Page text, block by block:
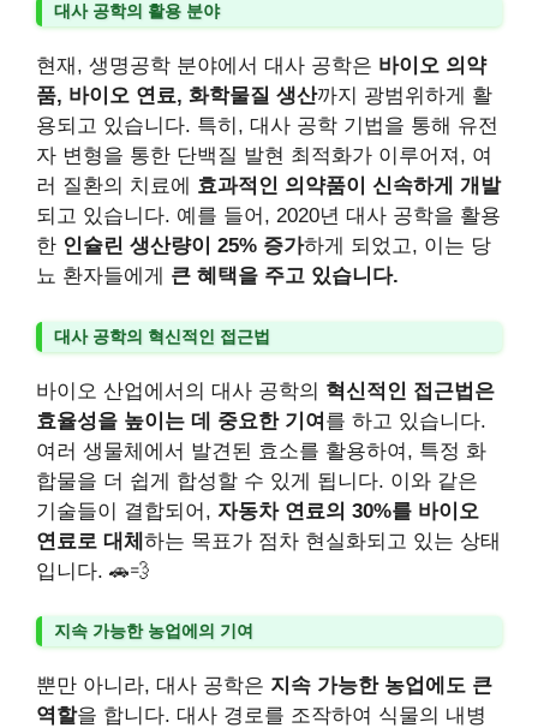
대사 공학의 활용 분야
현재, 생명공학 분야에서 대사 공학은 바이오 의약
품, 바이오 연료, 화학물질 생산까지 광범위하게 활
용되고 있습니다. 특히, 대사 공학 기법을 통해 유전
자 변형을 통한 단백질 발현 최적화가 이루어져, 여
러 질환의 치료에 효과적인 의약품이 신속하게 개발
되고 있습니다. 예를 들어, 2020년 대사 공학을 활용
한 인슐린 생산량이 25% 증가하게 되었고, 이는 당
뇨 환자들에게 큰 혜택을 주고 있습니다.
대사 공학의 혁신적인 접근법
바이오 산업에서의 대사 공학의 혁신적인 접근법은
효율성을 높이는 데 중요한 기여 를 하고 있습니다.
여러 생물체에서 발견된 효소를 활용하여, 특정 화
합물을 더 쉽게 합성할 수 있게 됩니다. 이와 같은
기술들이 결합되어, 자동차 연료의 30%를 바이오
연료로 대체 하는 목표가 점차 현실화되고 있는 상태
입니다. 🚗💨
지속 가능한 농업에의 기여
뿐만 아니라, 대사 공학은 지속 가능한 농업에도 큰
역할을 합니다. 대사 경로를 조작하여 식물의 내병